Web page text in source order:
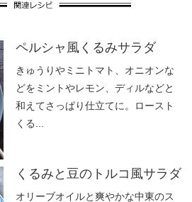
ペルシャ風くるみサラダ
きゅうりやミニトマト、オニオンな
どをミントやレモン、ディルなどと
和えてさっぱり仕立てに。ロースト
くる...
くるみと豆のトルコ風サラダ
オリーブオイルと爽やかな中東のス